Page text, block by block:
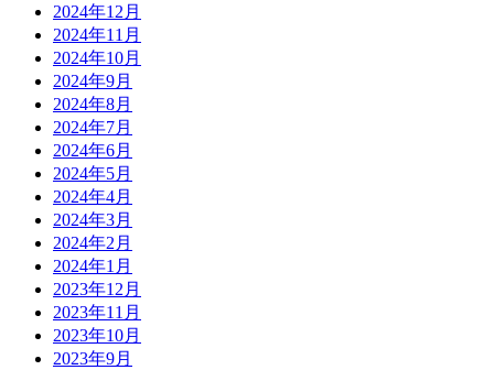
2024年12月
2024年11月
2024年10月
2024年9月
2024年8月
2024年7月
2024年6月
2024年5月
2024年4月
2024年3月
2024年2月
2024年1月
2023年12月
2023年11月
2023年10月
2023年9月